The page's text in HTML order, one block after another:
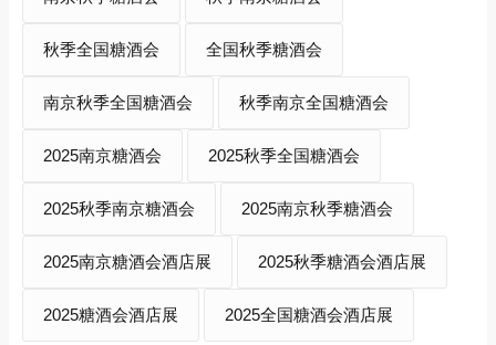
秋季全国糖酒会 全国秋季糖酒会
南京秋季全国糖酒会 秋季南京全国糖酒会
2025南京糖酒会 2025秋季全国糖酒会
2025秋季南京糖酒会 2025南京秋季糖酒会
2025南京糖酒会酒店展 2025秋季糖酒会酒店展
2025糖酒会酒店展 2025全国糖酒会酒店展